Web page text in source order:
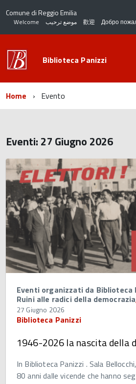
Comune di Reggio Emilia
Welcome موضع ترحيب 歡迎 Добро
Biblioteca Panizzi
Home Evento
Eventi: 27 Giugno 2026
Eventi organizzati da Biblioteca
Ruini alle radici della democrazia
27 Giugno 2026
Biblioteca Panizzi
1946-2026 la nascita della
In Biblioteca Panizzi . Sala
80 anni dalle vicende che hanno